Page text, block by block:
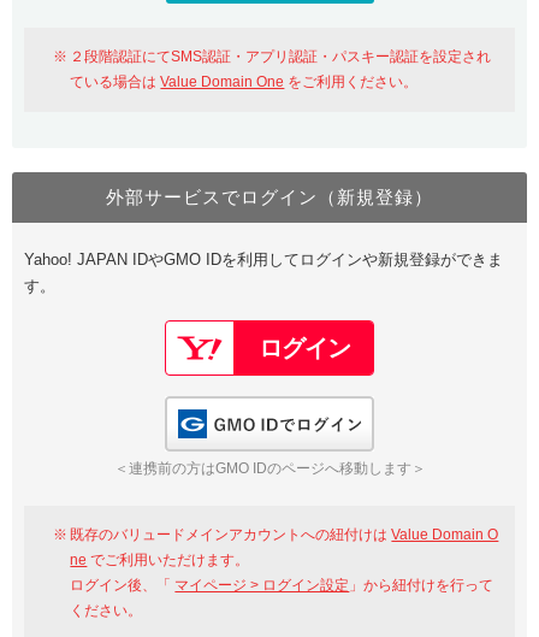
おすすめ One レンタルサーバーを含む最新の機能を使う方
Value Domain Oneにログイン
Google
GMO ID Amazon
※AmazonはValue Domain Oneのログイン画面へ遷移します
Value Domain Oneアカウント作成
以下でも登録可能
Google Yahoo!
GMO ID
２段階認証にてSMS認証・アプリ認証・パスキー認証を設定され
ている場合はValue Domain One をご利用ください。
外部サービスでログイン（新規登録）
Yahoo! JAPAN IDやGMO IDを利用してログインや新規登録ができま
す。
＜連携前の方はGMO IDのページへ移動します＞
既存のバリュードメインアカウントへの紐付けはValue Domain O
ne でご利用いただけます。
ログイン後、「 マイページ > ログイン設定 」から紐付けを行って
ください。